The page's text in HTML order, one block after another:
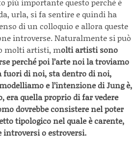
urla, si fa sentire e quindi ha
di un colloquio e allora queste
introverse. Naturalmente si può
molti artisti, molti artisti sono
perché poi l’arte noi la troviamo
fuori di noi, sta dentro di noi,
e l’intenzione di Jung è,
era quella proprio di far vedere
dovrebbe consistere nel poter
tipologico nel quale è carente,
introversi o estroversi.